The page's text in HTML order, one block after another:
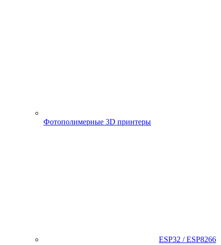
Фотополимерные 3D принтеры
ESP32 / ESP8266